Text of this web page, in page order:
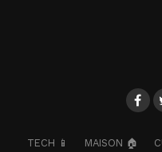
TECH 📱 MAISON 🏠